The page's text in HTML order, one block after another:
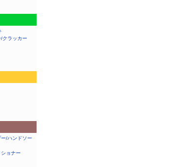
クラッカー
/ハンドソー
ョナー